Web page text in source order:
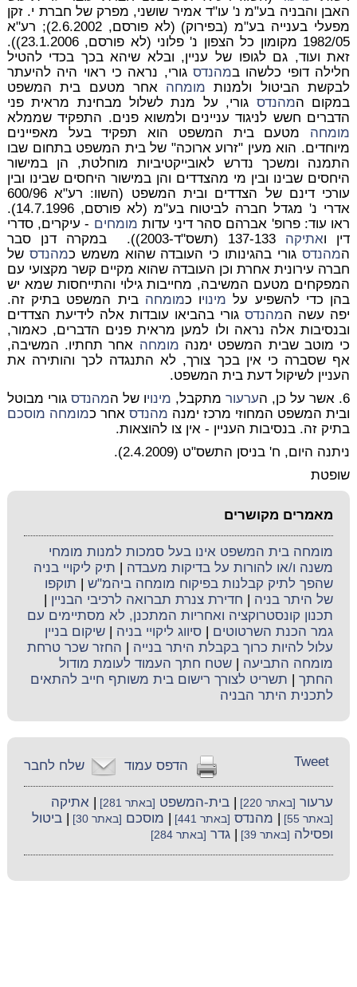
האבן והבניה בע"מ נ' עו"ד אמיר שושני, מפרק של חברת י. זקן
מפעלי בענייה בע"מ (בפירוק) (לא פורסם, 2.6.2002); רע"א
1982/05 מקומון כל הצפון נ' פלוני (לא פורסם, 23.1.2006)).
זאת ועוד, גם לגופו של עניין, ובלא שיהא בכך בכדי להטיל
חלילה דופי כלשהו במהנדסגורי, נראה כי ראוי היה להיעתר
לבקשת הביטול ולמנות מומחה אחר מטעם בית המשפט
במקום המהנדס גורי, על מנת לשלול מבחינת מראית פני
הדברים חשש לניגוד עניינים ולמשוא פנים. התפקיד שממלא
מומחה מטעם בית המשפט הוא תפקיד בעל מאפיינים
מיוחדים. הוא מעין "זרוע ארוכה" של בית המשפט בתחום שבו
התמנה ומשכך נדרש לאובייקטיביות מוחלטת, הן במישור
היחסים שבינו ובין מי מהצדדים והן במישור היחסים שבינו ובין
עורכי דינם של הצדדים ובית המשפט (השוו: רע"א 600/96
אדרי נ' מגדל חברה לביטוח בע"מ (לא פורסם, 14.7.1996).
ראו עוד: פרופ' אברהם סהר דיני עדות מומחים - עיקרים, סדרי
דין ואתיקה
137-133 (תשס"ד-2003)). במקרה דנן סבר
המהנדסגורי בהגינותו כי העובדה שהוא משמש כמהנדס של
חברה עירונית אחרת וכן העובדה שהוא מקיים קשר מקצועי עם
המפקחים מטעם המשיבה, מחייבות גילוי והתייחסות שמא יש
בהן כדי להשפיע על מינויו כמומחה בית המשפט בתיק זה.
יפה עשה המהנדסגורי בהביאו עובדות אלה לידיעת הצדדים
ובנסיבות אלה נראה ולו למען מראית פנים הדברים, כאמור,
כי מוטב שבית המשפט ימנה מומחה אחר תחתיו. המשיבה,
אף שסברה כי אין בכך צורך, לא התנגדה לכך והותירה את
העניין לשיקול דעת בית המשפט.
6. אשר על כן, ה
ערעור מתקבל, מינויו של המהנדס גורי מבוטל
ובית המשפט המחוזי מרכז ימנה מהנדס אחר כמומחה מוסכם
בתיק זה. בנסיבות העניין - אין צו להוצאות.
ניתנה היום, ח' בניסן התשס"ט (2.4.2009).
שופטת
מאמרים מקושרים
מומחה בית המשפט אינו בעל סמכות למנות מומחי
משנה ו/או להורות על בדיקות מעבדה
תיק ליקויי בניה
שהפך לתיק קבלנות בפיקוח מומחה ביהמ"ש
תוקפו
של היתר בניה
חדירת צנרת תברואה לרכיבי הבניין
תכנון קונסטרוקציה ואחריות המתכנן, לא מסתיימים עם
גמר הכנת השרטוטים |סיווג ליקויי בניה |שיקום בניין
עלול להיות כרוך בקבלת היתר בנייה
החזר שכר טרחת
מומחה התביעה |שטח חתך העמוד לעומת מודול
החתך
תשריט לצורך רישום בית משותף חייב להתאים
לתכנית היתר הבניה
שלח לחבר הדפס עמוד Tweet
ערעור [באתר 220] |בית-המשפט [באתר 281] |אתיקה
[באתר 55] מהנדס [באתר 441] מוסכם [באתר 30] |ביטול
ופסילה [באתר 39] |גדר [באתר 284]